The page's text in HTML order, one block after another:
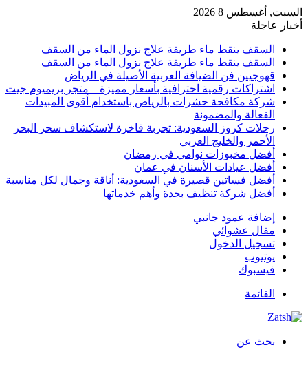
السبت, أغسطس 8 2026
أخبار عاجلة
السقف ينقط ماء طريقة علاج نزول الماء من السقف
السقف ينقط ماء طريقة علاج نزول الماء من السقف
قهوجيين فن الضيافة العربية الأصيلة في الرياض
اشتراكات رقمية احترافية بأسعار مميزة – متجر بريميوم جيت
شركة مكافحة حشرات بالرياض باستخدام أقوى المبيدات
الفعالة والمضمونة
رحلات كروز السعودية: تجربة فاخرة لاستكشاف سحر البحر
الأحمر والخليج العربي
أفضل مخبوزات نوامي في رمضان
أفضل عيادات الأسنان في عمان
أفضل فساتين قصيرة في السعودية: أناقة وجمال لكل مناسبة
أفضل شركة تنظيف بجدة وأهم خدماتها
إضافة عمود جانبي
مقال عشوائي
تسجيل الدخول
يوتيوب
فيسبوك
القائمة
بحث عن